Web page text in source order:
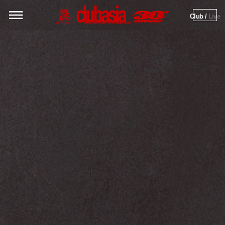
Club / Live